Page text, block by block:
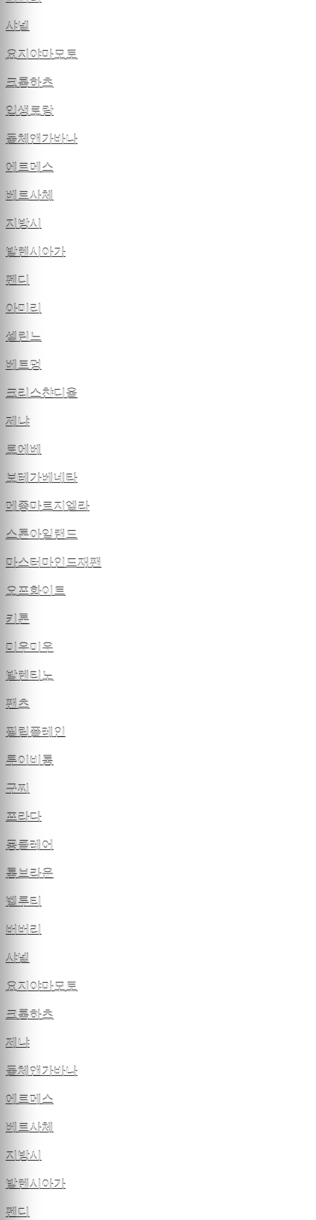
샤넬
요지야마모토
크롬하츠
입생로랑
돌체앤가바나
에르메스
베르사체
지방시
발렌시아가
펜디
아미리
셀린느
베트멍
크리스챤디올
제냐
로에베
보테가베네타
메종마르지엘라
스톤아일랜드
마스터마인드재팬
오프화이트
키톤
미우미우
발렌티노
팬츠
필립플레인
루이비통
구찌
프라다
몽클레어
톰브라운
벨루티
버버리
샤넬
요지야마모토
크롬하츠
제냐
돌체앤가바나
에르메스
베르사체
지방시
발렌시아가
펜디